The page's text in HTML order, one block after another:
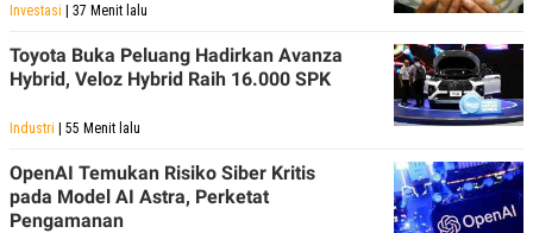
Investasi | 37 Menit lalu
Toyota Buka Peluang Hadirkan Avanza
Hybrid, Veloz Hybrid Raih 16.000 SPK
Industri | 55 Menit lalu
OpenAI Temukan Risiko Siber Kritis
pada Model AI Astra, Perketat
Pengamanan